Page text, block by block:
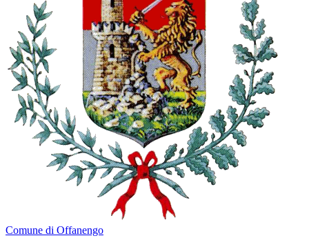
Comune di Offanengo